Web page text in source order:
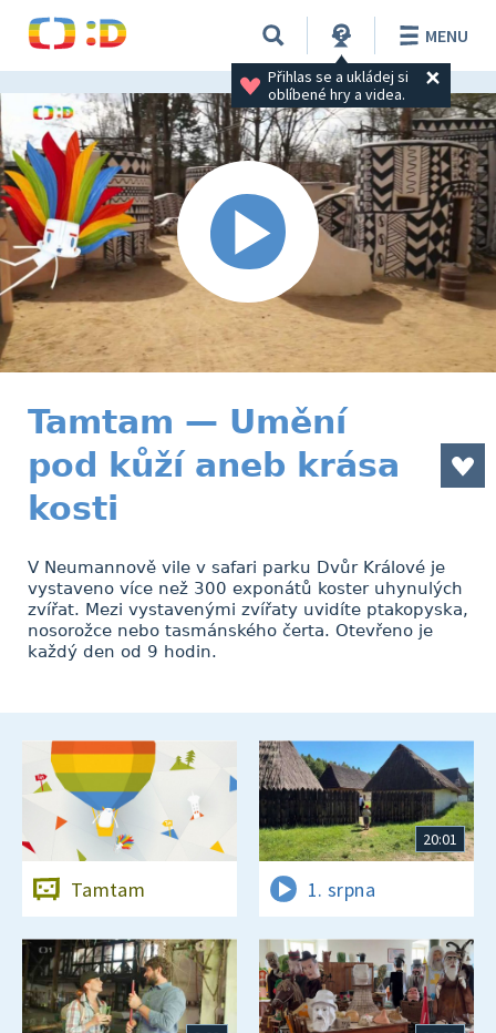
Přihlas se a ukládej si
oblíbené hry a videa.
MENU
Tamtam — Umění
pod kůží aneb krása
kosti
V Neumannově vile v safari parku Dvůr Králové je
vystaveno více než 300 exponátů koster uhynulých
zvířat. Mezi vystavenými zvířaty uvidíte ptakopyska,
nosorožce nebo tasmánského čerta. Otevřeno je
každý den od 9 hodin.
Tamtam
20:01
1. srpna